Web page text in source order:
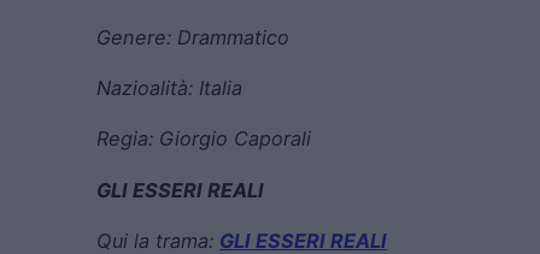
Genere: Drammatico
Nazioalità: Italia
Regia: Giorgio Caporali
GLI ESSERI REALI
Qui la trama: GLI ESSERI REALI